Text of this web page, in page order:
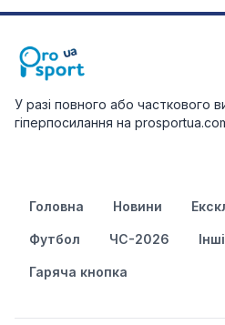
У разі повного або часткового
гіперпосилання на
Головна Новини
Футбол ЧС-2026
Гаряча кнопка